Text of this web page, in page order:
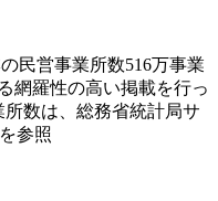
民営事業所数516万事業
網羅性の高い掲載を行っ
数は、総務省統計局サ
参照